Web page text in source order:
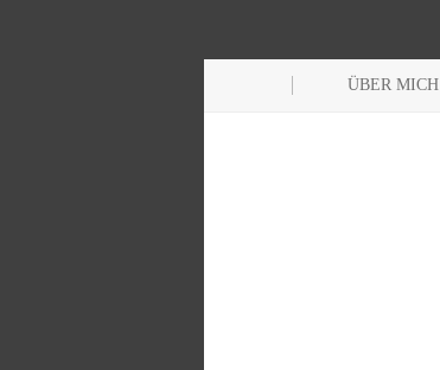
ÜBER MICH